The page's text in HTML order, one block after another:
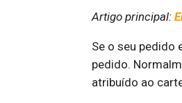
Artigo principal:
Se o seu pedido
pedido.
atribuído ao